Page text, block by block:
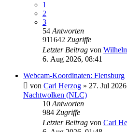
1
2
3
54 Antworten
911642 Zugriffe
Letzter Beitrag von
6. Aug 2026, 08:41
Webcam-Koordinaten: Flensburg
von Carl Herzog » 27. Jul
Nachtwolken (NLC)
10 Antworten
984 Zugriffe
Letzter Beitrag von Carl